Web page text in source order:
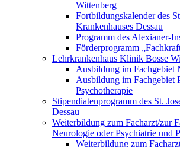
Wittenberg
Fortbildungskalender des
Krankenhauses Dessau
Programm des Alexianer-
Förderprogramm
Lehrkrankenhaus Klinik Bosse
Ausbildung im Fachgebiet
Ausbildung im Fachgebiet
Psychotherapie
Stipendiatenprogramm des St.
Dessau
Weiterbildung zum Facharzt/zur
Neurologie oder Psychiatrie und
Weiterbildung zum